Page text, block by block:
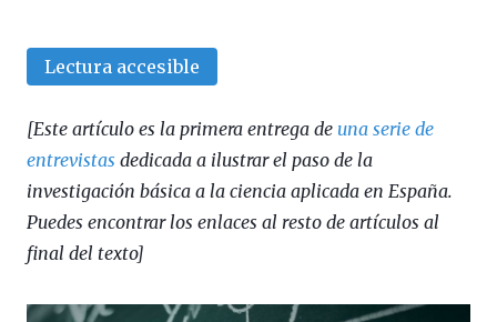
Lectura accesible
[Este artículo es la primera entrega de una serie de
entrevistas dedicada a ilustrar el paso de la
investigación básica a la ciencia aplicada en España.
Puedes encontrar los enlaces al resto de artículos al
final del texto]